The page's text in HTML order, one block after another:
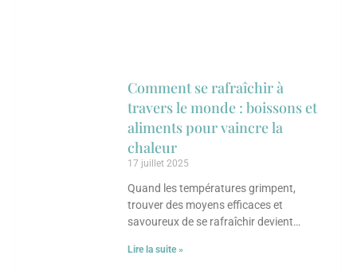
Comment se rafraîchir à
travers le monde : boissons et
aliments pour vaincre la
chaleur
17 juillet 2025
Quand les températures grimpent,
trouver des moyens efficaces et
savoureux de se rafraîchir devient
ses propres astuces culinaires pour
Lire la suite »